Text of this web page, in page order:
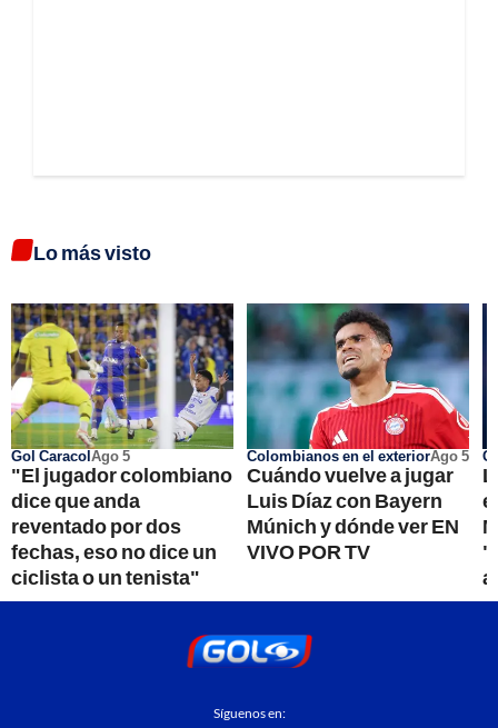
Lo más visto
Gol CaracolAgo 5
"El jugador colombiano
dice que anda
reventado por dos
fechas, eso no dice un
ciclista o un tenista"
Colombianos en el exteriorAgo 5
Cuándo vuelve a jugar
Luis Díaz con Bayern
Múnich y dónde ver EN
VIVO POR TV
Síguenos en: